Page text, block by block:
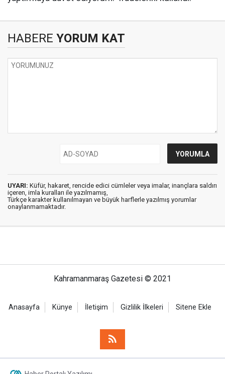
HABERE YORUM KAT
UYARI: Küfür, hakaret, rencide edici cümleler veya imalar, inançlara saldırı
içeren, imla kuralları ile yazılmamış,
Türkçe karakter kullanılmayan ve büyük harflerle yazılmış yorumlar
onaylanmamaktadır.
Kahramanmaraş Gazetesi © 2021
Anasayfa Künye İletişim Gizlilik İlkeleri Sitene Ekle